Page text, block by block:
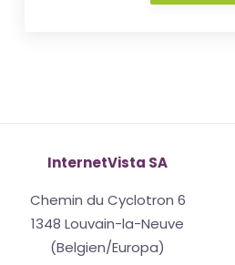
InternetVista SA
Chemin du Cyclotron 6
1348 Louvain-la-Neuve
(Belgien/Europa)